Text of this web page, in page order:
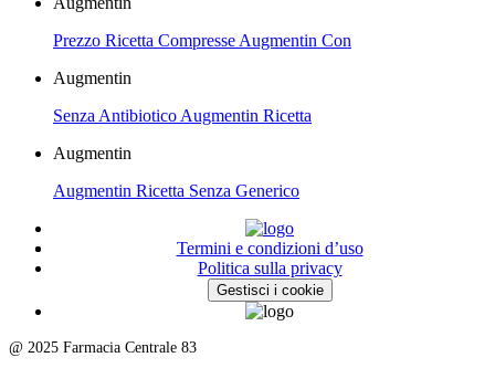
Prezzo Ricetta Compresse Augmentin Con
Augmentin
Senza Antibiotico Augmentin Ricetta
Augmentin
Augmentin Ricetta Senza Generico
Termini e condizioni d’uso
Politica sulla privacy
Gestisci i cookie
@ 2025 Farmacia Centrale 83